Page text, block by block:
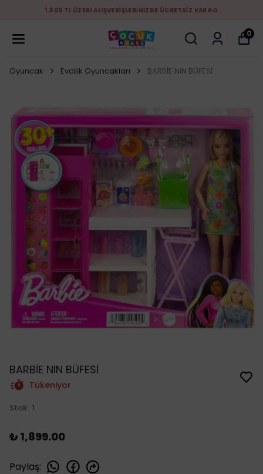
1.500 TL ÜZERİ ALIŞVERİŞLERİNİZDE ÜCRETSİZ KARGO
0
Oyuncak Evcilik Oyuncakları BARBİE NIN BÜFESİ
BARBİE NIN BÜFESİ
Tükeniyor
Stok: 1
₺ 1,899.00
Paylaş: